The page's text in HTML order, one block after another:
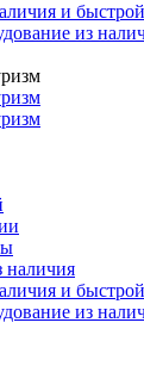
и
и